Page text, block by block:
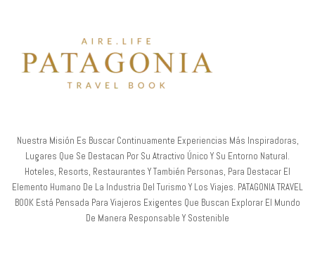
Nuestra Misión Es Buscar Continuamente Experiencias Más Inspiradoras,
Lugares Que Se Destacan Por Su Atractivo Único Y Su Entorno Natural.
Hoteles, Resorts, Restaurantes Y También Personas, Para Destacar El
Elemento Humano De La Industria Del Turismo Y Los Viajes. PATAGONIA TRAVEL
BOOK Está Pensada Para Viajeros Exigentes Que Buscan Explorar El Mundo
De Manera Responsable Y Sostenible